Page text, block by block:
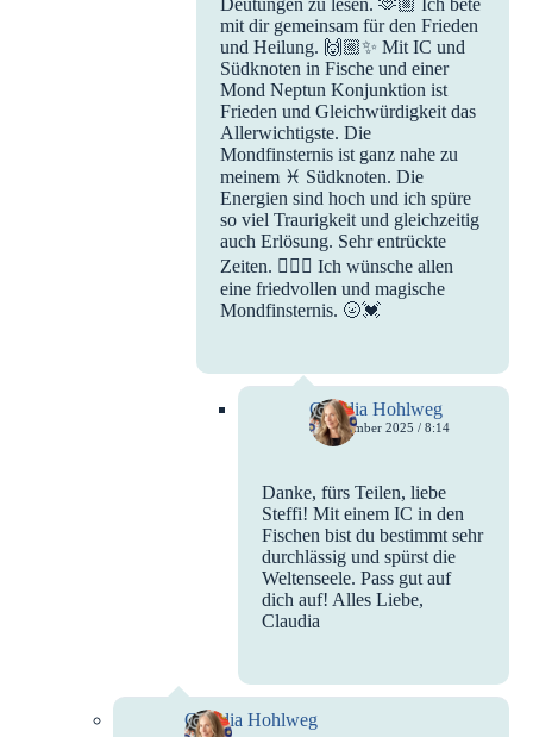
Deutungen zu lesen. 🫶🏼 Ich bete
mit dir gemeinsam für den Frieden
und Heilung. 🙌🏼✨ Mit IC und
Südknoten in Fische und einer
Mond Neptun Konjunktion ist
Frieden und Gleichwürdigkeit das
Allerwichtigste. Die
Mondfinsternis ist ganz nahe zu
meinem ♓ Südknoten. Die
Energien sind hoch und ich spüre
so viel Traurigkeit und gleichzeitig
auch Erlösung. Sehr entrückte
Zeiten. 😶‍🌫️🌊 Ich wünsche allen
eine friedvollen und magische
Mondfinsternis. 🌝💓
Claudia Hohlweg
8. September 2025 / 8:14
Danke, fürs Teilen, liebe
Steffi! Mit einem IC in den
Fischen bist du bestimmt sehr
durchlässig und spürst die
Weltenseele. Pass gut auf
dich auf! Alles Liebe,
Claudia
Claudia Hohlweg